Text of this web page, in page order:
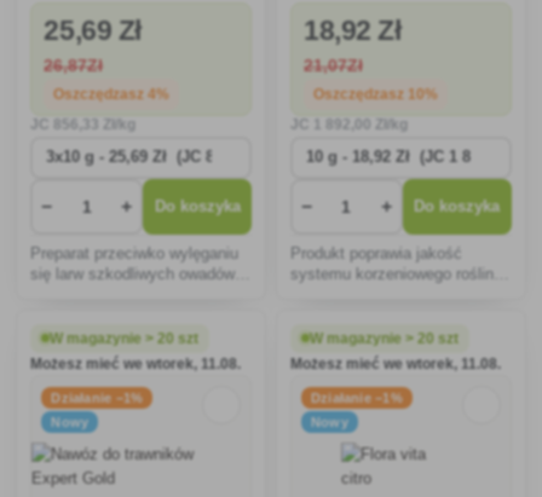
25,69 Zł
26,87Zł
Oszczędzasz 4%
,33 Zł/kg
− + Do koszyka
Preparat przeciwko wylęganiu
się larw szkodliwych owadów,
wiśniowego.
18,92 Zł
21,07Zł
Oszczędzasz 10%
1 892 ,00 Zł/kg
− + Do koszyka
Produkt poprawia jakość
systemu korzeniowego roślin,
roślin.
W magazynie > 20 szt
Możesz mieć we wtorek, 11.08.
Działanie −1%
Nowy
W magazynie > 20 szt
Możesz mieć we wtorek, 11.08.
Działanie −1%
Nowy